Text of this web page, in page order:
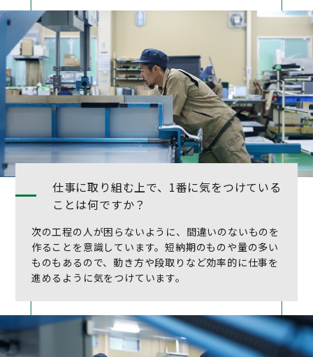
仕事に取り組む上で、1番に気をつけている
ことは何ですか？
次の工程の人が困らないように、間違いのないものを
作ることを意識しています。短納期のものや量の多い
ものもあるので、動き方や段取りなど効率的に仕事を
進めるように気をつけています。